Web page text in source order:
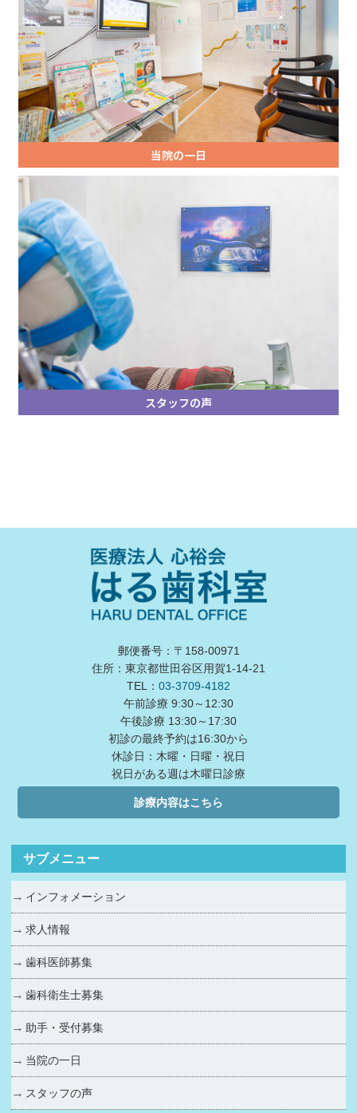
当院の一日
スタッフの声
郵便番号：〒158-00971
住所：東京都世田谷区用賀1-14-21
TEL： 03-3709-4182
午前診療 9:30～12:30
午後診療 13:30～17:30
初診の最終予約は16:30から
休診日：木曜・日曜・祝日
祝日がある週は木曜日診療
診療内容はこちら
サブメニュー
インフォメーション
求人情報
歯科医師募集
歯科衛生士募集
助手・受付募集
当院の一日
スタッフの声